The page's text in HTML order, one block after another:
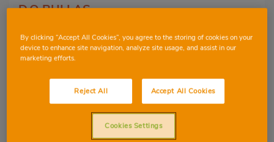
D.O BULLAS
Vino Las Reñas
CABERNET SAUVIGNON
TEMPRANILLO
By clicking “Accept All Cookies”, you agree to the storing of cookies on your
device to enhance site navigation, analyze site usage, and assist in our
marketing efforts.
Reject All Accept All Cookies
Cookies Settings